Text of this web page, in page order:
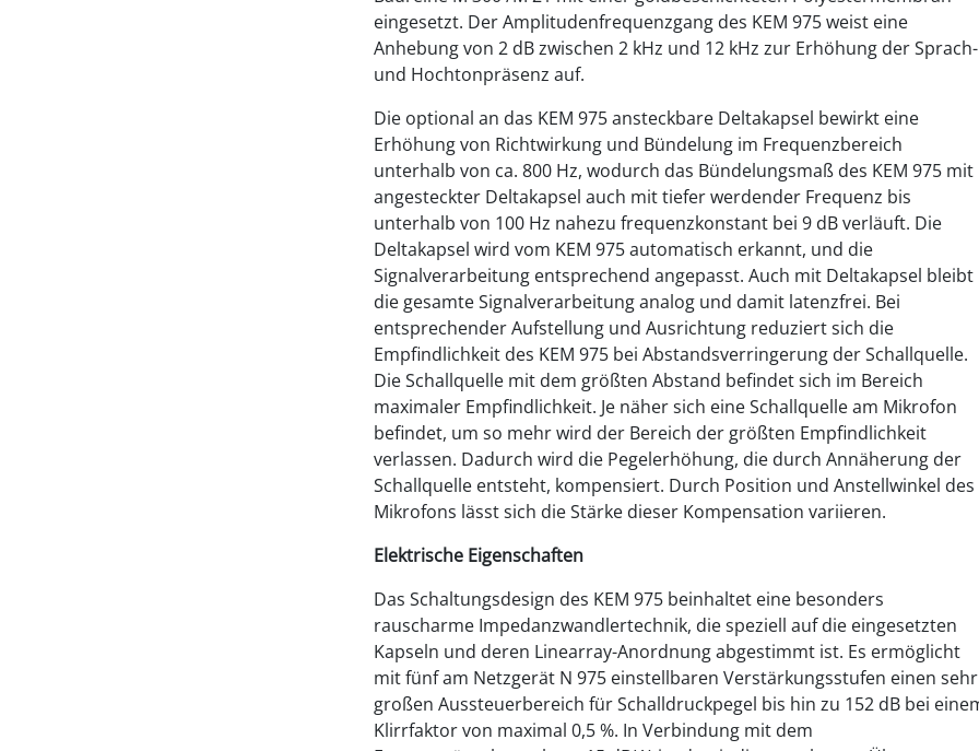
eingesetzt. Der Amplitudenfrequenzgang des KEM 975 weist eine
Anhebung von 2 dB zwischen 2 kHz und 12 kHz zur Erhöhung der Sprach-
und Hochtonpräsenz auf.
Die optional an das KEM 975 ansteckbare Deltakapsel bewirkt eine
Erhöhung von Richtwirkung und Bündelung im Frequenzbereich
unterhalb von ca. 800 Hz, wodurch das Bündelungsmaß des KEM 975 mit
angesteckter Deltakapsel auch mit tiefer werdender Frequenz bis
unterhalb von 100 Hz nahezu frequenzkonstant bei 9 dB verläuft. Die
Deltakapsel wird vom KEM 975 automatisch erkannt, und die
Signalverarbeitung entsprechend angepasst. Auch mit Deltakapsel bleibt
die gesamte Signalverarbeitung analog und damit latenzfrei. Bei
entsprechender Aufstellung und Ausrichtung reduziert sich die
Empfindlichkeit des KEM 975 bei Abstandsverringerung der Schallquelle.
Die Schallquelle mit dem größten Abstand befindet sich im Bereich
maximaler Empfindlichkeit. Je näher sich eine Schallquelle am Mikrofon
befindet, um so mehr wird der Bereich der größten Empfindlichkeit
verlassen. Dadurch wird die Pegelerhöhung, die durch Annäherung der
Schallquelle entsteht, kompensiert. Durch Position und Anstellwinkel des
Mikrofons lässt sich die Stärke dieser Kompensation variieren.
Elektrische Eigenschaften
Das Schaltungsdesign des KEM 975 beinhaltet eine besonders
rauscharme Impedanzwandlertechnik, die speziell auf die eingesetzten
Kapseln und deren Linearray-Anordnung abgestimmt ist. Es ermöglicht
mit fünf am Netzgerät N 975 einstellbaren Verstärkungsstufen einen sehr
großen Aussteuerbereich für Schalldruckpegel bis hin zu 152 dB bei
Klirrfaktor von maximal 0,5 %. In Verbindung mit dem